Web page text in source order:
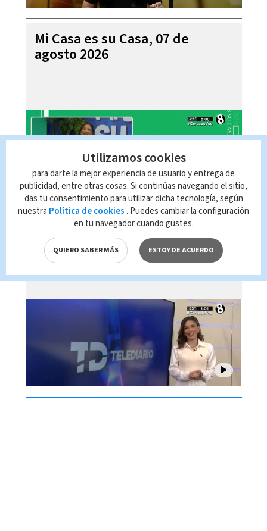
Mi Casa es su Casa, 07 de
agosto 2026
Telediario En Directo con Paula
Brenes, 07 de agosto 2026
Utilizamos cookies
para darte la mejor experiencia de usuario y entrega de
publicidad, entre otras cosas. Si continúas navegando el sitio,
das tu consentimiento para utilizar dicha tecnología, según
nuestra Política de cookies . Puedes cambiar la configuración
en tu navegador cuando gustes.
QUIERO SABER MÁS ESTOY DE ACUERDO